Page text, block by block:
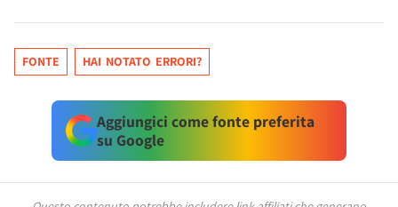
FONTE HAI NOTATO ERRORI?
Aggiungici come fonte preferita
su Google